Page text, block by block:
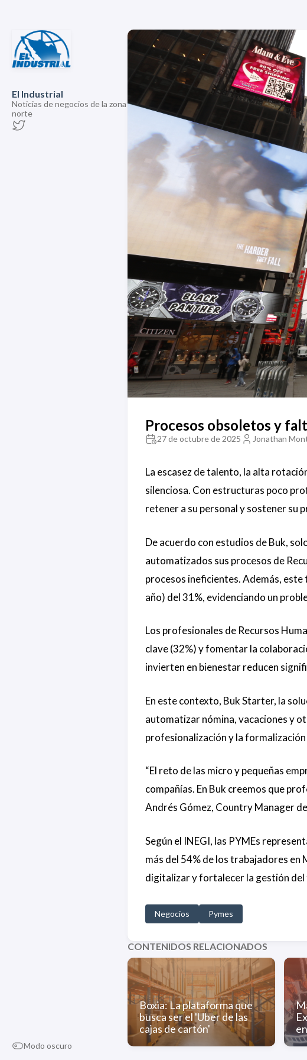
El Industrial
Noticias de negocios de la zona
norte
Modo oscuro
Procesos obsoletos y
27 de octubre de 2025 Jonathan
La escasez de talento, la alta
silenciosa. Con estructuras poco
retener a su personal y sostener su
De acuerdo con estudios de Buk,
automatizados sus procesos de
procesos ineficientes. Además,
año) del 31%, evidenciando un
Los profesionales de Recursos
clave (32%) y fomentar la
invierten en bienestar reducen
En este contexto, Buk Starter, la
automatizar nómina, vacaciones y
profesionalización y la
“El reto de las micro y pequeñas
compañías. En Buk creemos que
Andrés Gómez, Country Manager
Según el INEGI, las PYMEs
más del 54% de los trabajadores en
digitalizar y fortalecer la gestión
Negocios Pymes
CONTENIDOS RELACIONADOS
Boxia: La plataforma que
busca ser el 'Uber de las
cajas de cartón'